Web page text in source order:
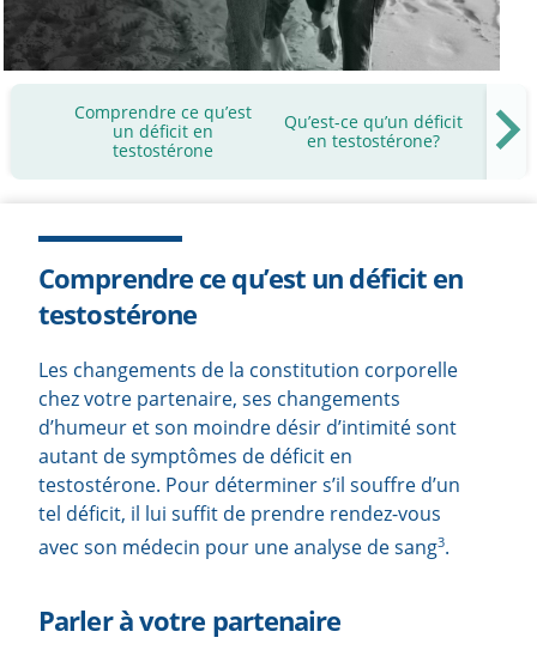
Comprendre ce qu’est
un déficit en
testostérone
Qu’est-ce qu’un déficit
en testostérone?
Comprendre ce qu’est un déficit en
testostérone
Les changements de la constitution corporelle
chez votre partenaire, ses changements
d’humeur et son moindre désir d’intimité sont
autant de symptômes de déficit en
testostérone. Pour déterminer s’il souffre d’un
tel déficit, il lui suffit de prendre rendez-vous
avec son médecin pour une analyse de sang3.
Parler à votre partenaire